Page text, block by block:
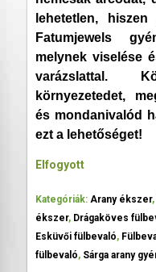
lehetetlen,
Fatumjewels
melynek viselése
varázslattal.
környezetedet,
és mondanivalód
ezt a lehetőséget!
Elfogyott
Kategóriák: Arany ékszer,
ékszer, Drágaköves
Esküvői fülbevaló,
fülbevaló, Sárga arany